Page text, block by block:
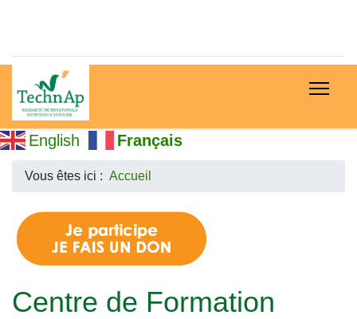
English Français
Vous êtes ici : Accueil
Centre de Formation